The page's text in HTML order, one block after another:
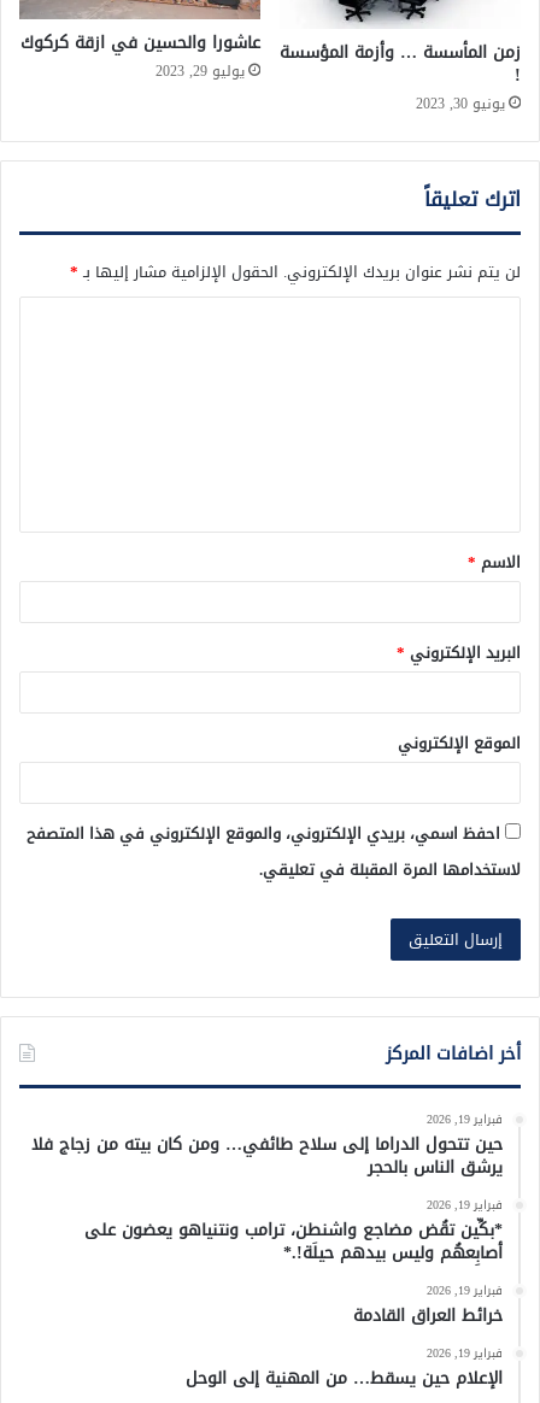
زمن المأسسة … وأزمة المؤسسة
!
يونيو 30, 2023
عاشورا والحسين في ازقة كركوك
يوليو 29, 2023
اترك تعليقاً
لن يتم نشر عنوان بريدك الإلكتروني. الحقول الإلزامية مشار إليها بـ*
ق
*
الاسم *
البريد الإلكتروني *
الموقع الإلكتروني
احفظ اسمي، بريدي الإلكتروني، والموقع الإلكتروني في هذا المتصفح
لاستخدامها المرة المقبلة في تعليقي.
أخر اضافات المركز
فبراير 19, 2026
حين تتحول الدراما إلى سلاح طائفي… ومن كان بيته من زجاج فلا
يرشق الناس بالحجر
فبراير 19, 2026
*بكِّين تقُض مضاجع واشنطن، ترامب ونتنياهو يعضون على
أصابِعهُم وليس بيدهم حيلَة!.*
فبراير 19, 2026
خرائط العراق القادمة
فبراير 19, 2026
الإعلام حين يسقط… من المهنية إلى الوحل